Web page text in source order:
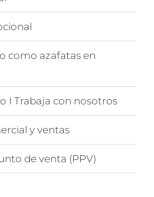
como azafatas en
I Trabaja con nosotros
y ventas
de venta (PPV)